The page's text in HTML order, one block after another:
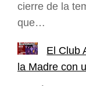
cierre de la
que…
El Club
la Madre con